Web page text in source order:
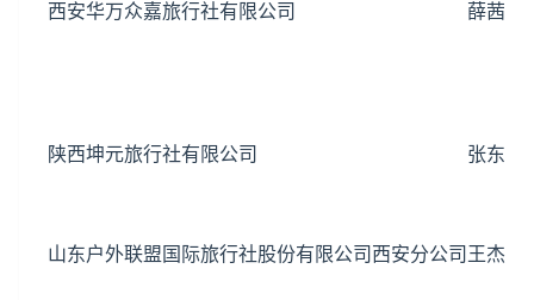
西安华万众嘉旅行社有限公司 薛茜
陕西坤元旅行社有限公司 张东
山东户外联盟国际旅行社股份有限公司西安分公司 王杰